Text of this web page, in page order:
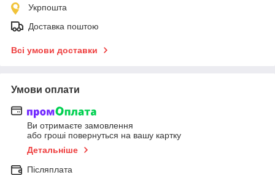
Укрпошта
Доставка поштою
Всі умови доставки
Умови оплати
Ви отримаєте замовлення
або гроші повернуться на вашу картку
Детальніше
Післяплата